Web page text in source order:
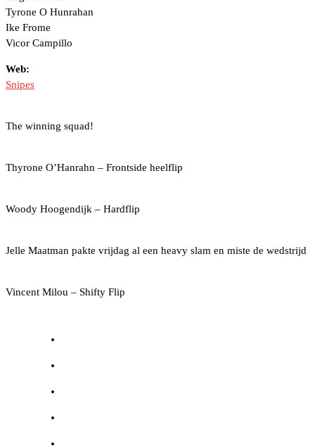
Tyrone O Hunrahan
Ike Frome
Vicor Campillo
Web:
Snipes
The winning squad!
Thyrone O’Hanrahn – Frontside heelflip
Woody Hoogendijk – Hardflip
Jelle Maatman pakte vrijdag al een heavy slam en miste de wedstrijd
Vincent Milou – Shifty Flip